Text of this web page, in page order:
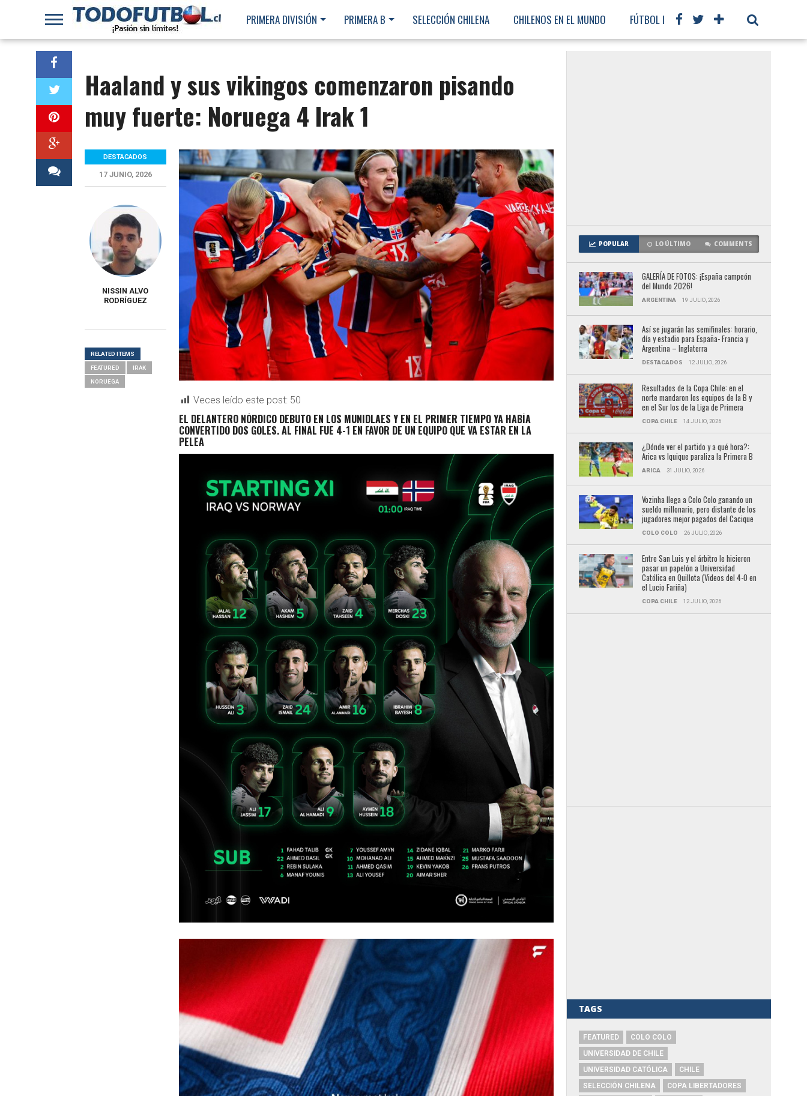
PRIMERA DIVISIÓN PRIMERA B SELECCIÓN CHILENA CHILENOS EN EL MUNDO FÚTBOL INTERNACIONAL
Haaland y sus vikingos comenzaron pisando
muy fuerte: Noruega 4 Irak 1
Veces leído este post: 50
EL DELANTERO NÓRDICO DEBUTO EN LOS MUNIDLAES Y EN EL PRIMER TIEMPO YA HABÍA
CONVERTIDO DOS GOLES. AL FINAL FUE 4-1 EN FAVOR DE UN EQUIPO QUE VA ESTAR EN LA
PELEA
DESTACADOS
17 JUNIO, 2026
NISSIN ALVO
RODRÍGUEZ
RELATED ITEMS
FEATURED IRAK
NORUEGA
POPULAR LO ÚLTIMO COMMENTS
GALERÍA DE FOTOS: ¡España campeón
del Mundo 2026!
ARGENTINA 19 JULIO, 2026
Así se jugarán las semifinales: horario,
día y estadio para España- Francia y
Argentina – Inglaterra
DESTACADOS 12 JULIO, 2026
Resultados de la Copa Chile: en el
norte mandaron los equipos de la B y
en el Sur los de la Liga de Primera
COPA CHILE 14 JULIO, 2026
¿Dónde ver el partido y a qué hora?:
Arica vs Iquique paraliza la Primera B
ARICA 31 JULIO, 2026
Vozinha llega a Colo Colo ganando un
sueldo millonario, pero distante de los
jugadores mejor pagados del Cacique
COLO COLO 26 JULIO, 2026
Entre San Luis y el árbitro le hicieron
pasar un papelón a Universidad
Católica en Quillota (Videos del 4-0 en
el Lucio Fariña)
COPA CHILE 12 JULIO, 2026
TAGS
FEATURED
COLO COLO
UNIVERSIDAD DE CHILE
UNIVERSIDAD CATÓLICA
CHILE
SELECCIÓN CHILENA
COPA LIBERTADORES